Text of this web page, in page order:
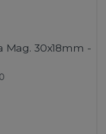
Mag. 30x18mm -